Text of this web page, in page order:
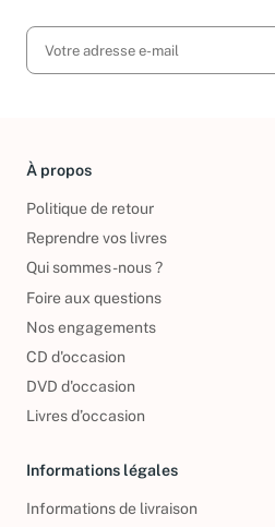
À propos
Politique de retour
Reprendre vos livres
Qui sommes-nous ?
Foire aux questions
Nos engagements
CD d'occasion
DVD d'occasion
Livres d’occasion
Informations légales
Informations de livraison